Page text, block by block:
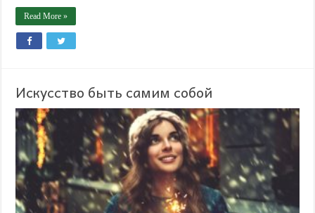
Read More »
Искусство быть самим собой